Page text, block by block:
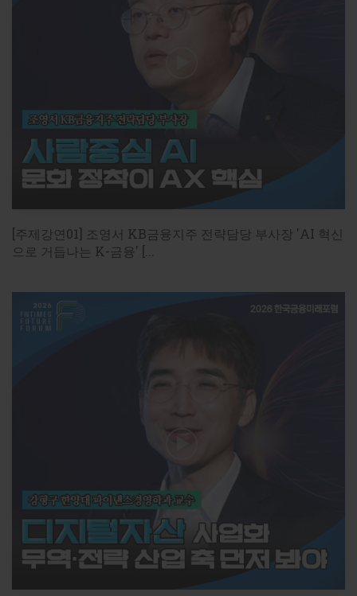
[주제강연01] 조영서 KB금융지주 전략담당 부사장 'AI 혁신
으로 거듭나는 K-금융' [...